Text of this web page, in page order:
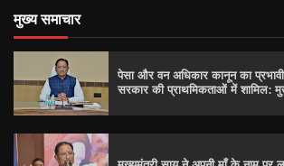
मुख्य समाचार
पेसा और वन अधिकार कानून का प्रभावी
सरकार की प्राथमिकताओं में शामिल: